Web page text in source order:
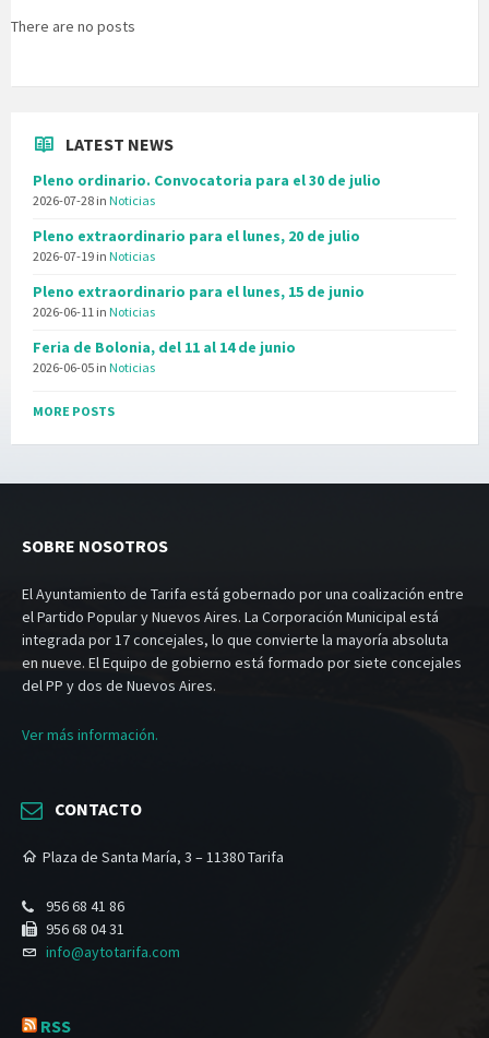
There are no posts
LATEST NEWS
Pleno ordinario. Convocatoria para el 30 de julio
2026-07-28 in Noticias
Pleno extraordinario para el lunes, 20 de julio
2026-07-19 in Noticias
Pleno extraordinario para el lunes, 15 de junio
2026-06-11 in Noticias
Feria de Bolonia, del 11 al 14 de junio
2026-06-05 in Noticias
MORE POSTS
SOBRE NOSOTROS
El Ayuntamiento de Tarifa está gobernado por una coalización entre
el Partido Popular y Nuevos Aires. La Corporación Municipal está
integrada por 17 concejales, lo que convierte la mayoría absoluta
en nueve. El Equipo de gobierno está formado por siete concejales
del PP y dos de Nuevos Aires.
Ver más información.
CONTACTO
Plaza de Santa María, 3 – 11380 Tarifa
956 68 41 86
956 68 04 31
info@aytotarifa.com
RSS